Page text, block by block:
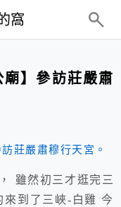
窩
】參訪莊嚴肅
雖然初三才逛完三
來到了三峽-白雞 今